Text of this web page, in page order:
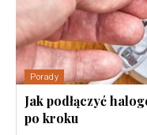
Porady
Jak podłączyć
po kroku